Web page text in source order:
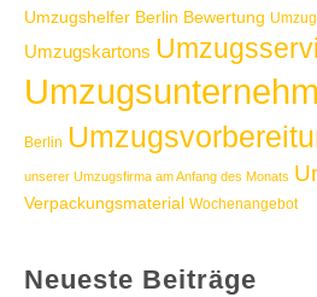
Umzugshelfer Berlin Bewertung
Umzugskartons
Berlin
unserer Umzugsfirma am Anfang des Monats
Verpackungsmaterial Wochenangebot
Neueste Beiträge